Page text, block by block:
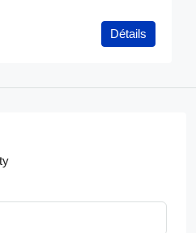
Détails